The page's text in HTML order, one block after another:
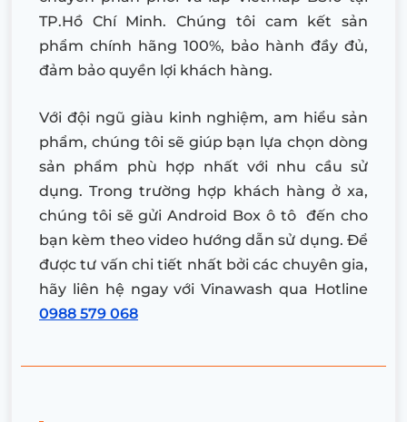
TP.Hồ Chí Minh. Chúng tôi cam kết sản
phẩm chính hãng 100%, bảo hành đầy đủ,
đảm bảo quyền lợi khách hàng.
Với đội ngũ giàu kinh nghiệm, am hiểu sản
phẩm, chúng tôi sẽ giúp bạn lựa chọn dòng
sản phẩm phù hợp nhất với nhu cầu sử
dụng. Trong trường hợp khách hàng ở xa,
chúng tôi sẽ gửi Android Box ô tô đến cho
bạn kèm theo video hướng dẫn sử dụng. Để
được tư vấn chi tiết nhất bởi các chuyên gia,
hãy liên hệ ngay với Vinawash qua Hotline
0988 579 068